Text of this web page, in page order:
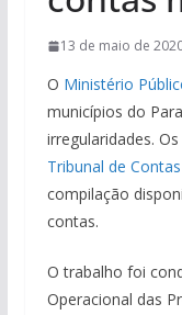
13 de maio de
O Ministério
municípios do
irregularidades.
Tribunal de
compilação
contas.
O trabalho foi
Operacional das